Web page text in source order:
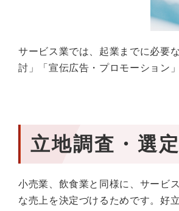
サービス業では、起業までに必要
討」「宣伝広告・プロモーション
立地調査・選定
小売業、飲食業と同様に、サービ
な売上を決定づけるためです。好